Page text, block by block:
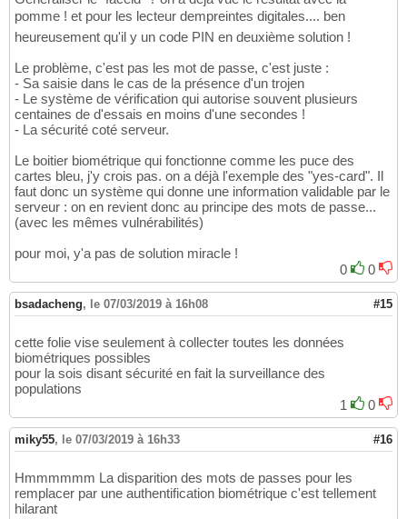
pomme ! et pour les lecteur dempreintes digitales.... ben
heureusement qu'il y un code PIN en deuxième solution !
Le problème, c'est pas les mot de passe, c'est juste :
- Sa saisie dans le cas de la présence d'un trojen
- Le système de vérification qui autorise souvent plusieurs
centaines de d'essais en moins d'une secondes !
- La sécurité coté serveur.
Le boitier biométrique qui fonctionne comme les puce des
cartes bleu, j'y crois pas. on a déjà l'exemple des "yes-card". Il
faut donc un système qui donne une information validable par le
serveur : on en revient donc au principe des mots de passe...
(avec les mêmes vulnérabilités)
pour moi, y'a pas de solution miracle !
0
0
bsadacheng, le 07/03/2019 à 16h08 #15
cette folie vise seulement à collecter toutes les données
biométriques possibles
pour la sois disant sécurité en fait la surveillance des
populations
1
0
miky55, le 07/03/2019 à 16h33 #16
Hmmmmmm La disparition des mots de passes pour les
remplacer par une authentification biométrique c'est tellement
hilarant